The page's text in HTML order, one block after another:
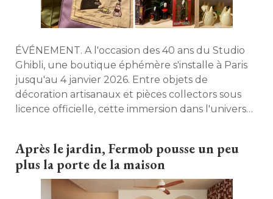
ÉVÉNEMENT. A l'occasion des 40 ans du Studio
Ghibli, une boutique éphémère s'installe à Paris
jusqu'au 4 janvier 2026. Entre objets de
décoration artisanaux et pièces collectors sous
licence officielle, cette immersion dans l'univers
Après le jardin, Fermob pousse un peu
plus la porte de la maison